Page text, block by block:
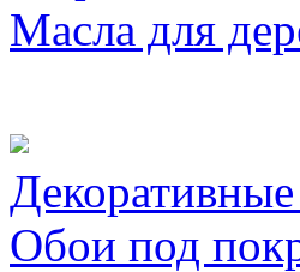
Масла для
Обои под